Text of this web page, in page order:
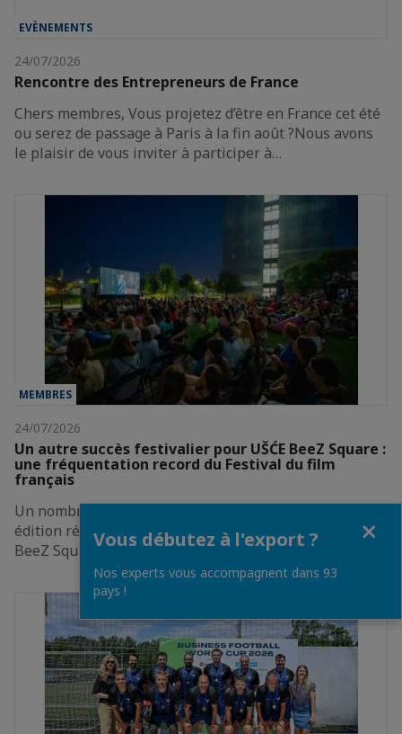
EVÈNEMENTS
24/07/2026
Rencontre des Entrepreneurs de France
Chers membres, Vous projetez d’être en France cet été
ou serez de passage à Paris à la fin août ?Nous avons
le plaisir de vous inviter à participer à…
MEMBRES
24/07/2026
Un autre succès festivalier pour UŠĆE BeeZ Square :
une fréquentation record du Festival du film
français
Un nombre record de spectateurs marque une nouvelle
édition réussie du Festival du Film Français à UŠĆE
BeeZ Square Le Festival du Film Français à…
Vous débutez à l'export ?
Nos experts vous accompagnent dans 93
pays !